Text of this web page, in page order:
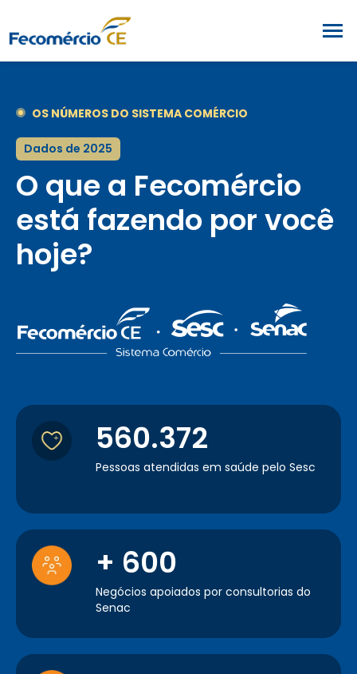
OS NÚMEROS DO SISTEMA COMÉRCIO
Dados de 2025
O que a Fecomércio
está fazendo por você
hoje?
560.372
Pessoas atendidas em saúde pelo Sesc
+ 600
Negócios apoiados por consultorias do
Senac